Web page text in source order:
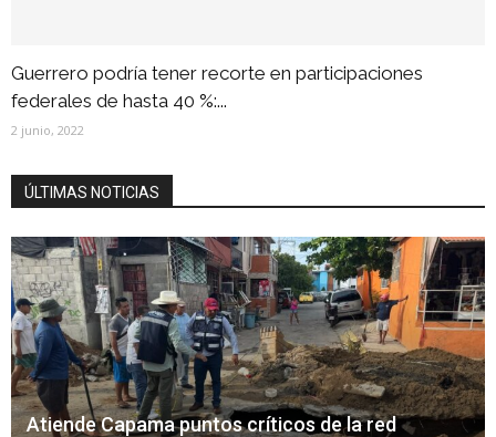
Guerrero podría tener recorte en participaciones
federales de hasta 40 %:...
2 junio, 2022
ÚLTIMAS NOTICIAS
Atiende Capama puntos críticos de la red